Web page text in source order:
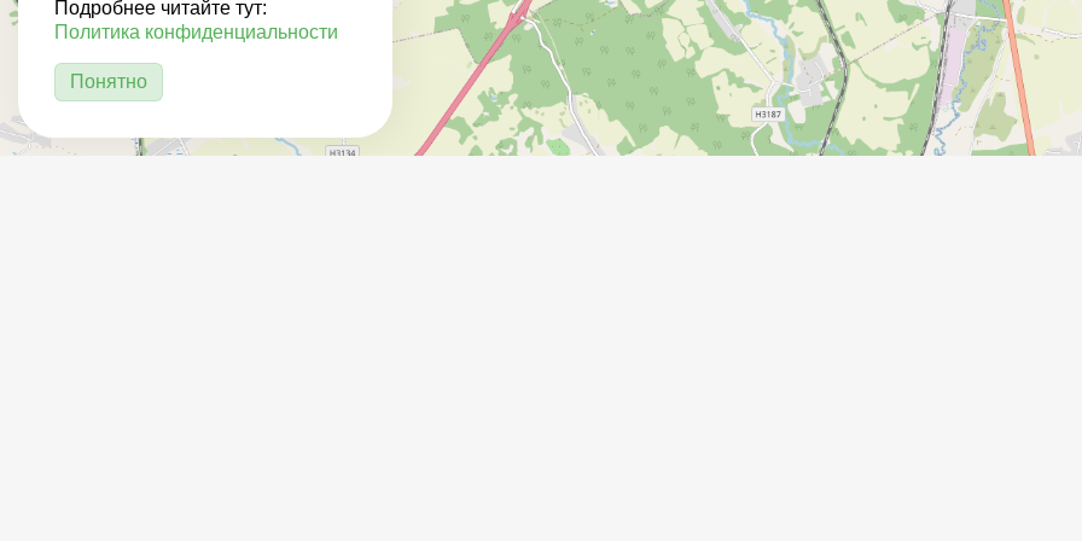
Подробнее читайте тут:
Политика конфиденциальности
Понятно